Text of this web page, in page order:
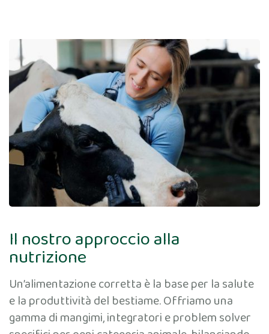
Il nostro approccio alla
nutrizione
Un’alimentazione corretta è la base per la salute
e la produttività del bestiame. Offriamo una
gamma di mangimi, integratori e problem solver